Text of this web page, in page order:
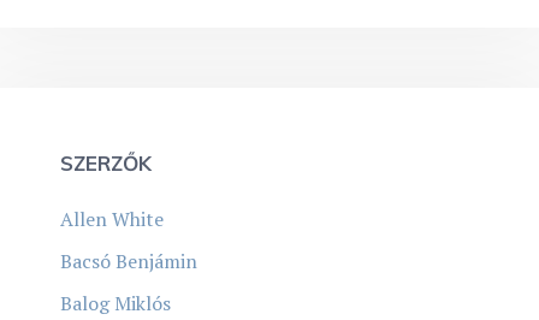
SZERZŐK
Allen White
Bacsó Benjámin
Balog Miklós